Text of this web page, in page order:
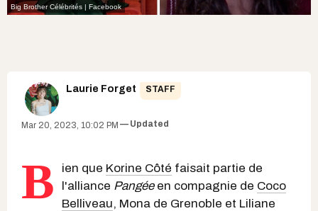
Big Brother Célébrités | Facebook
Laurie Forget STAFF
Mar 20, 2023, 10:02 PM Updated
B ien que Korine Côté faisait partie de
l'alliance Pangéeen compagnie de Coco
Belliveau, Mona de Grenoble et Liliane